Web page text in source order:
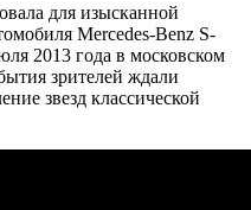
для изысканной
Mercedes-Benz S-
2013 года в московском
зрителей ждали
звезд классической